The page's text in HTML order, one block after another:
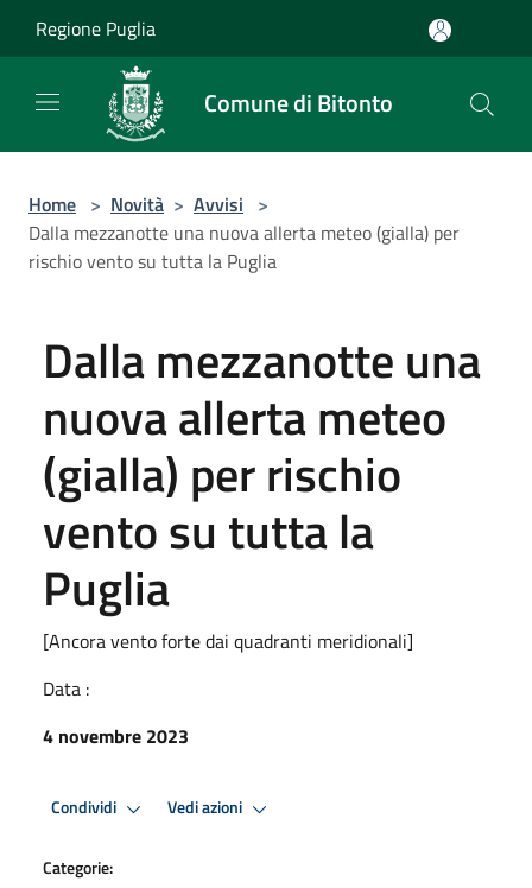
Regione Puglia
Comune di Bitonto
Home > Novità > Avvisi >
Dalla mezzanotte una nuova allerta meteo (gialla) per
rischio vento su tutta la Puglia
Dalla mezzanotte una
nuova allerta meteo
(gialla) per rischio
vento su tutta la
Puglia
[Ancora vento forte dai quadranti meridionali]
Data :
4 novembre 2023
Condividi Vedi azioni
Categorie: